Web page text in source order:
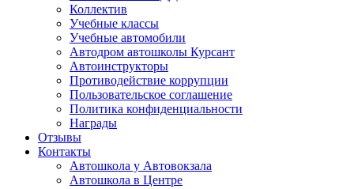
Коллектив
Учебные классы
Учебные автомобили
Автодром автошколы Курсант
Автоинструкторы
Противодействие коррупции
Пользовательское соглашение
Политика конфиденциальности
Награды
Отзывы
Контакты
Автошкола у Автовокзала
Автошкола в Центре